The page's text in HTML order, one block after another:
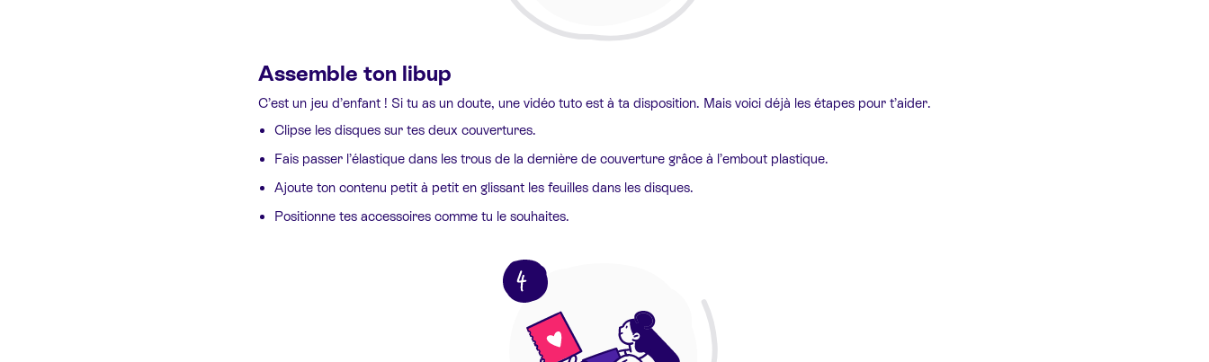
Assemble ton libup
C’est un jeu d’enfant ! Si tu as un doute, une vidéo tuto est à ta disposition. Mais voici déjà les étapes pour t’aider.
Clipse les disques sur tes deux couvertures.
Fais passer l’élastique dans les trous de la dernière de couverture grâce à l’embout plastique.
Ajoute ton contenu petit à petit en glissant les feuilles dans les disques.
Positionne tes accessoires comme tu le souhaites.